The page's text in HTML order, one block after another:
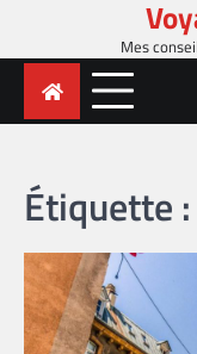
content
Mes
Étiquette :